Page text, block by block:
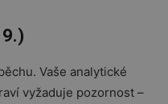
Vaše analytické
vyžaduje pozornost –